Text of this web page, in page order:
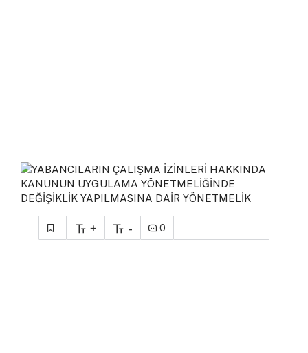
+ - 0